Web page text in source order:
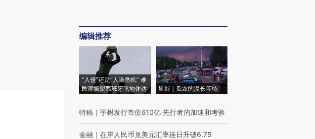
编辑推荐
“入侵”还是“人道危机” 难
民潮撕裂西班牙飞地休达
显影｜瓜农的漫长等待
特稿 ｜ 宇树发行市值610亿 先行者的加速和考验
金融 ｜ 在岸人民币兑美元汇率连日升破6.75